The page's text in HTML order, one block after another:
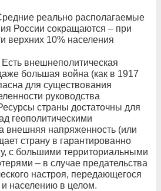
реально располагаемые
России сокращаются – при
верхних 10% населения
Есть внешнеполитическая
большая война (как в 1917
для существования
руководства
страны достаточны для
геополитическими
внешняя напряженность (или
страну в гарантированно
с большими территориальными
– в случае предательства
настроя, передающегося
населению в целом.